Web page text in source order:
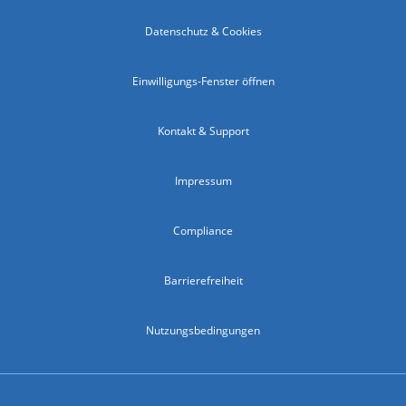
Datenschutz & Cookies
Einwilligungs-Fenster öffnen
Kontakt & Support
Impressum
Compliance
Barrierefreiheit
Nutzungsbedingungen